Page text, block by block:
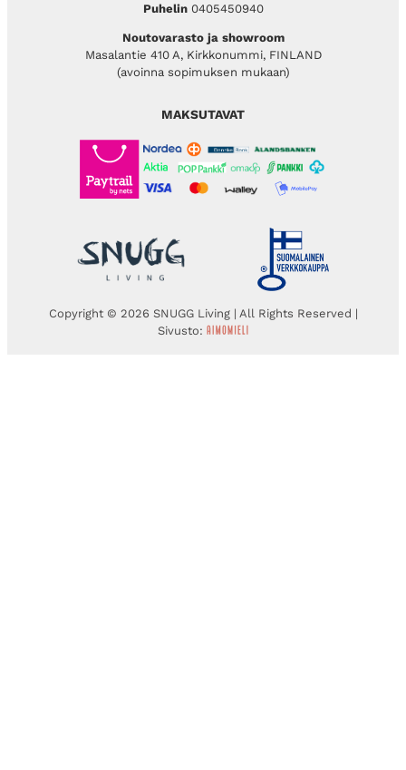
Puhelin 0405450940
Noutovarasto ja showroom
Masalantie 410 A, Kirkkonummi, FINLAND
(avoinna sopimuksen mukaan)
MAKSUTAVAT
Copyright © 2026 SNUGG Living | All Rights Reserved |
Sivusto: